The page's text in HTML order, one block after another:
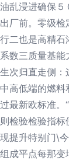
乱浸进确保５
厂前。零级
二也是高精石
数三质量基能
次归直走侧：
高低端的燃料
最新欧标准。
检验检验指
提升特别门\
成平点每那